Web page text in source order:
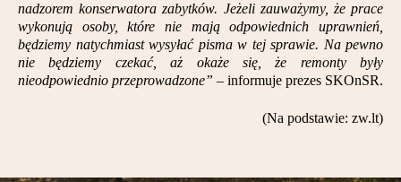
nadzorem konserwatora zabytków. Jeżeli zauważymy, że prace
wykonują osoby, które nie mają odpowiednich uprawnień,
będziemy natychmiast wysyłać pisma w tej sprawie. Na pewno
nie będziemy czekać, aż okaże się, że remonty były
nieodpowiednio przeprowadzone” – informuje prezes SKOnSR.
(Na podstawie: zw.lt)